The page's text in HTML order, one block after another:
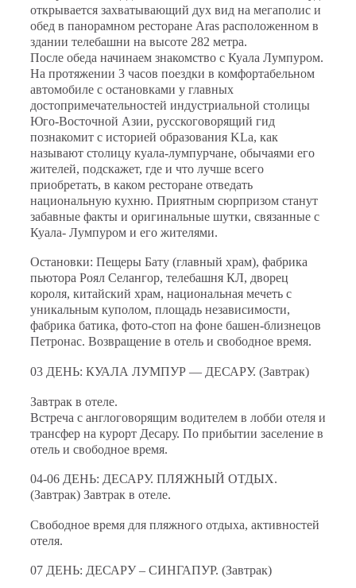
открывается захватывающий дух вид на мегаполис и
обед в панорамном ресторане Aras расположенном в
здании телебашни на высоте 282 метра.
После обеда начинаем знакомство с Куала Лумпуром.
На протяжении 3 часов поездки в комфортабельном
автомобиле с остановками у главных
достопримечательностей индустриальной столицы
Юго-Восточной Азии, русскоговорящий гид
познакомит с историей образования KLа, как
называют столицу куала-лумпурчане, обычаями его
жителей, подскажет, где и что лучше всего
приобретать, в каком ресторане отведать
национальную кухню. Приятным сюрпризом станут
забавные факты и оригинальные шутки, связанные с
Куала- Лумпуром и его жителями.
Остановки: Пещеры Бату (главный храм), фабрика
пьютора Роял Селангор, телебашня КЛ, дворец
короля, китайский храм, национальная мечеть с
уникальным куполом, площадь независимости,
фабрика батика, фото-стоп на фоне башен-близнецов
Петронас. Возвращение в отель и свободное время.
03 ДЕНЬ: КУАЛА ЛУМПУР — ДЕСАРУ. (Завтрак)
Завтрак в отеле.
Встреча с англоговорящим водителем в лобби отеля и
трансфер на курорт Десару. По прибытии заселение в
отель и свободное время.
04-06 ДЕНЬ: ДЕСАРУ. ПЛЯЖНЫЙ ОТДЫХ.
(Завтрак) Завтрак в отеле.
Свободное время для пляжного отдыха, активностей
отеля.
07 ДЕНЬ: ДЕСАРУ – СИНГАПУР. (Завтрак)